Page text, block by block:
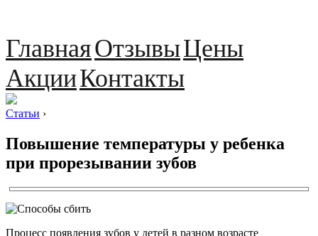
ГлавнаяОтзывыЦены
АкцииКонтакты
Статьи ›
Повышение температуры у ребенка
при прорезывании зубов
Процесс появления зубов у детей в разном возрасте